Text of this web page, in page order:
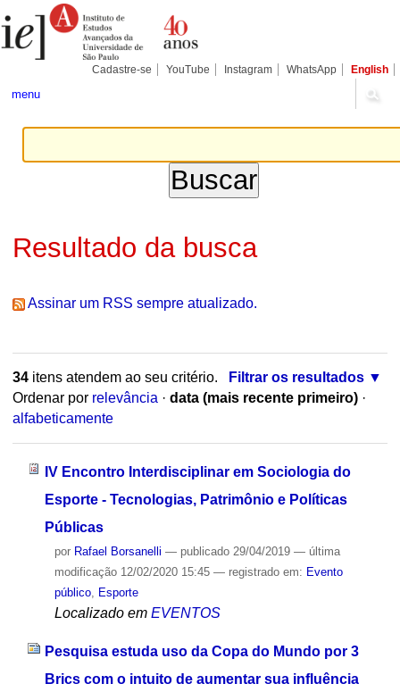
para
conteúdo.
Pessoais
Cadastre-se YouTube Instagram WhatsApp English
menu
Resultado da busca
Assinar um RSS sempre atualizado.
34itens atendem ao seu critério.
Filtrar os resultados
Ordenar por relevância · data (mais recente primeiro) ·
alfabeticamente
IV Encontro Interdisciplinar em Sociologia do
Esporte - Tecnologias, Patrimônio e Políticas
Públicas
por Rafael Borsanelli — publicado29/04/2019 — última
modificação12/02/2020 15:45 — registrado em: Evento
público, Esporte
Localizado em EVENTOS
Pesquisa estuda uso da Copa do Mundo por 3
Brics com o intuito de aumentar sua influência